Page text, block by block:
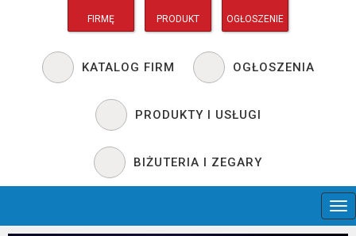
FIRMĘ PRODUKT OGŁOSZENIE
KATALOG FIRM OGŁOSZENIA
PRODUKTY I USŁUGI
BIŻUTERIA I ZEGARY